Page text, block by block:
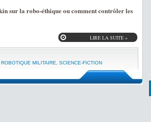
sur la robo-éthique ou comment contrôler les
LIRE LA SUITE »
ROBOTIQUE MILITAIRE SCIENCE-FICTION